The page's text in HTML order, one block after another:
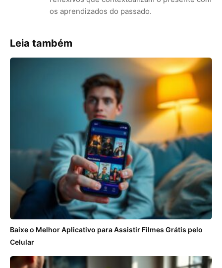
os aprendizados do passado.
Leia também
Baixe o Melhor Aplicativo para Assistir Filmes Grátis pelo
Celular